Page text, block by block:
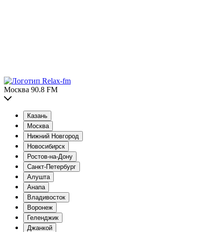
Москва 90.8 FM
Казань
Москва
Нижний Новгород
Новосибирск
Ростов-на-Дону
Санкт-Петербург
Алушта
Анапа
Владивосток
Воронеж
Геленджик
Джанкой